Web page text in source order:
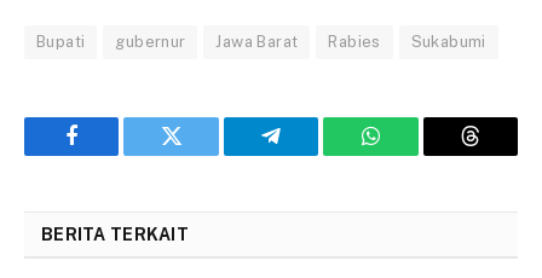
Bupati gubernur Jawa Barat Rabies Sukabumi
Facebook Twitter Telegram WhatsApp Threads
BERITA TERKAIT